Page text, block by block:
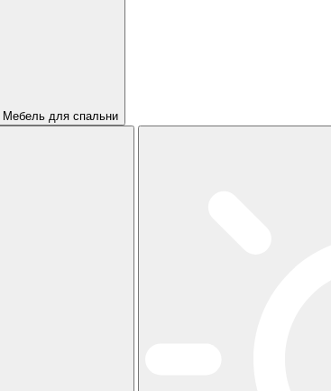
Мебель для спальни